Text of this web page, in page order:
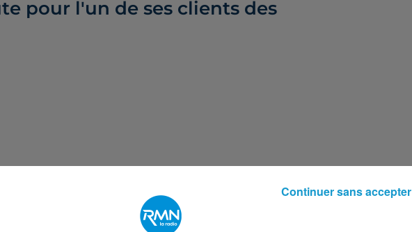
pour l'un de ses clients des
Continuer sans accepter